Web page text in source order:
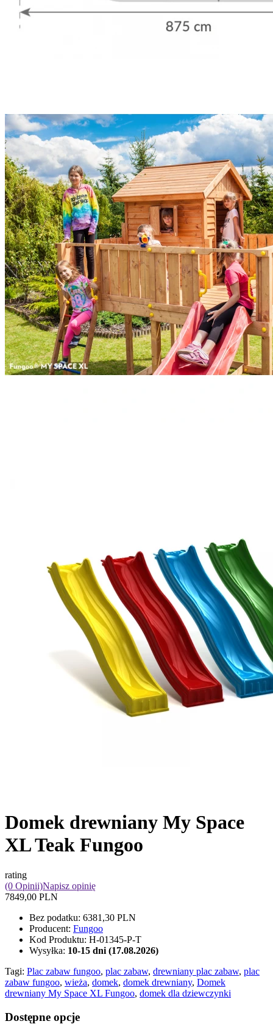
Domek drewniany My Space
XL Teak Fungoo
rating
(0 Opinii)Napisz opinię
7849,00 PLN
Bez podatku: 6381,30 PLN
Producent: Fungoo
Kod Produktu: H-01345-P-T
Wysyłka: 10-15 dni (17.08.2026)
Tagi: Plac zabaw fungoo, plac zabaw, drewniany plac zabaw, plac
zabaw fungoo, wieża, domek, domek drewniany, Domek
drewniany My Space XL Fungoo, domek dla dziewczynki
Dostępne opcje